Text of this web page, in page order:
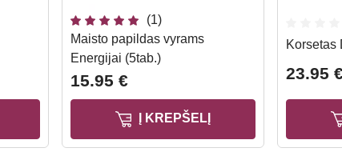
(1)
Maisto papildas vyrams
Energijai (5tab.)
15.95 €
Į KREPŠELĮ
Korsetas
23.95